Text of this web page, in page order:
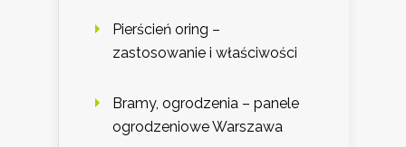
Pierścień oring –
zastosowanie i właściwości
Bramy, ogrodzenia – panele
ogrodzeniowe Warszawa